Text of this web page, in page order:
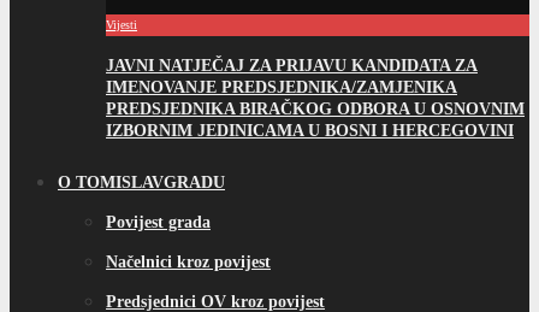
Vijesti
JAVNI NATJEČAJ ZA PRIJAVU KANDIDATA ZA
IMENOVANJE PREDSJEDNIKA/ZAMJENIKA
PREDSJEDNIKA BIRAČKOG ODBORA U OSNOVNIM
IZBORNIM JEDINICAMA U BOSNI I HERCEGOVINI
O TOMISLAVGRADU
Povijest grada
Načelnici kroz povijest
Predsjednici OV kroz povijest